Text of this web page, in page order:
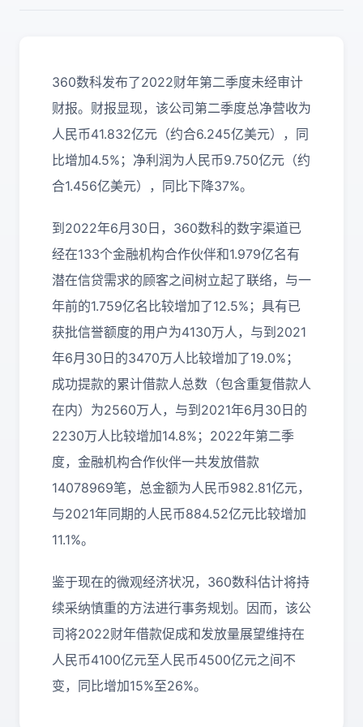
360数科发布了2022财年第二季度未经审计
财报。财报显现，该公司第二季度总净营收为
人民币41.832亿元（约合6.245亿美元），同
比增加4.5%；净利润为人民币9.750亿元（约
合1.456亿美元），同比下降37%。
到2022年6月30日，360数科的数字渠道已
经在133个金融机构合作伙伴和1.979亿名有
潜在信贷需求的顾客之间树立起了联络，与一
年前的1.759亿名比较增加了12.5%；具有已
获批信誉额度的用户为4130万人，与到2021
年6月30日的3470万人比较增加了19.0%；
成功提款的累计借款人总数（包含重复借款人
在内）为2560万人，与到2021年6月30日的
2230万人比较增加14.8%；2022年第二季
度，金融机构合作伙伴一共发放借款
14078969笔，总金额为人民币982.81亿元，
与2021年同期的人民币884.52亿元比较增加
11.1%。
鉴于现在的微观经济状况，360数科估计将持
续采纳慎重的方法进行事务规划。因而，该公
司将2022财年借款促成和发放量展望维持在
人民币4100亿元至人民币4500亿元之间不
变，同比增加15%至26%。